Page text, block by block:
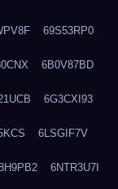
69S53RP0
6B0V87BD
6G3CXI93
6LSGIF7V
6NTR3U7I